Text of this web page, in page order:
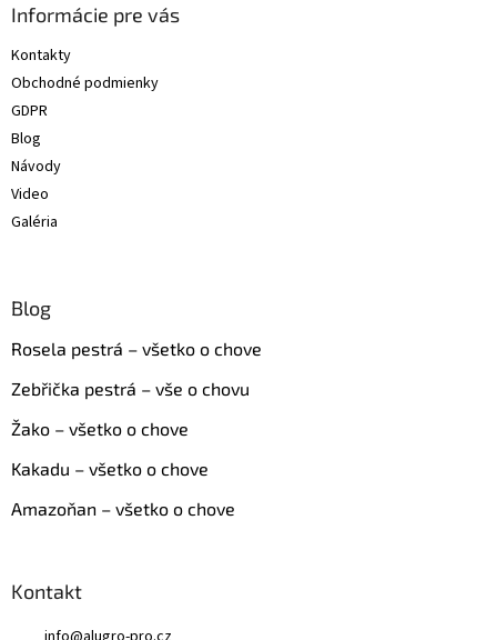
Informácie pre vás
Kontakty
Obchodné podmienky
GDPR
Blog
Návody
Video
Galéria
Blog
Rosela pestrá – všetko o chove
Zebřička pestrá – vše o chovu
Žako – všetko o chove
Kakadu – všetko o chove
Amazoňan – všetko o chove
Kontakt